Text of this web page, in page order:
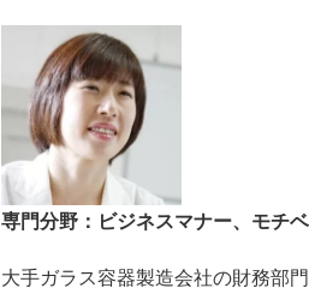
専門分野：ビジネスマナー、モチ
大手ガラス容器製造会社の財務部